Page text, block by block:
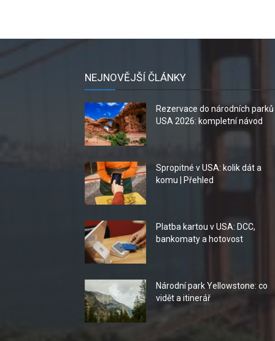
NEJNOVĚJŠÍ ČLÁNKY
Rezervace do národních parků
USA 2026: kompletní návod
Spropitné v USA: kolik dát a
komu | Přehled
Platba kartou v USA: DCC,
bankomaty a hotovost
Národní park Yellowstone: co
vidět a itinerář